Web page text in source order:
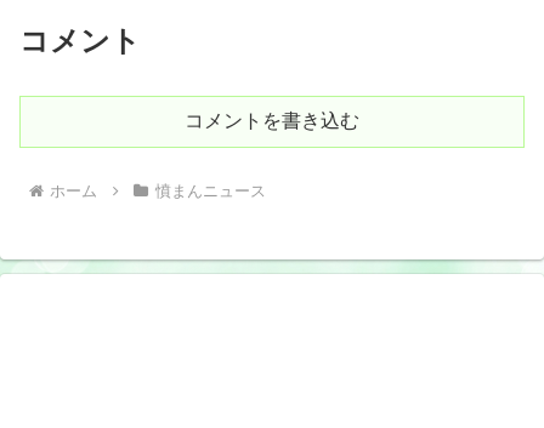
コメント
コメントを書き込む
ホーム 憤まんニュース